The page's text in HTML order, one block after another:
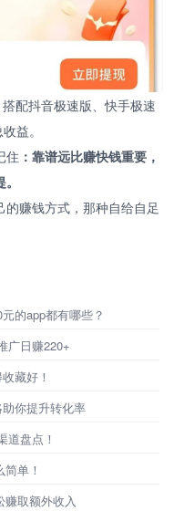
配抖音极速版、快手极速
益。
住 ：靠谱远比赚快钱重要，
赚钱方式，那种自给自足
的app都有哪些？
广日赚220+
藏好！
你提升转化率
盘点！
单！
取额外收入